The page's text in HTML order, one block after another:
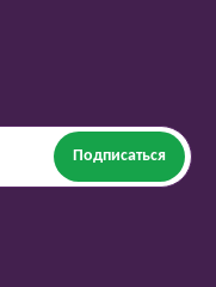
Подписаться